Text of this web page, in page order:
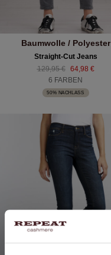
Baumwolle / Polyester
Straight-Cut Jeans
129,95 €
64,98 €
6 FARBEN
50% NACHLASS